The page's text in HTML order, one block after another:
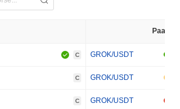
Paar
C GROK/USDT
C GROK/USDT
C GROK/USDT